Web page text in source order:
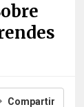
Compartir